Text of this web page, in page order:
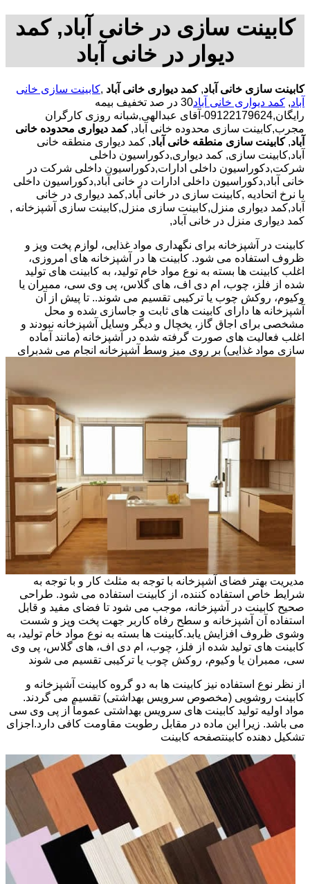
کابینت سازی در خانی آباد, کمد
دیوار در خانی آباد
کابینت سازی خانی آباد,کمد دیواری خانی آباد ,کابینت سازی خانی
آباد, کمد دیواری خانی آباد
30 در صد تخفیف بیمه
رایگان,09122179624-آقای عبدالهی,شبانه روزی کارگران
مجرب,کابینت سازی محدوده خانی آباد,کمد دیواری محدوده خانی
آباد, کابینت سازی منطقه خانی آباد, کمد دیواری منطقه خانی
آباد,کابینت سازی, کمد دیواری,دکوراسیون داخلی
شرکت,دکوراسیون داخلی ادارات,دکوراسیون داخلی شرکت در
خانی آباد,دکوراسیون داخلی ادارات در خانی آباد,دکوراسیون داخلی
با نرخ اتحادیه ,کابینت سازی در خانی آباد,کمد دیواری در خانی
آباد,کمد دیواری منزل,کابینت سازی منزل,کابینت سازی آشپزخانه ,
کمد دیواری منزل در خانی آباد,
کابینت در آشپزخانه برای نگهداری مواد غذایی، لوازم پخت وپز و
ظروف استفاده می شود. کابینت ها در آشپزخانه های امروزی،
اغلب کابینت ها بسته به نوع مواد خام تولید، به کابینت های تولید
شده از فلز، چوب، ام دی اف، های گلاس، پی وی سی، ممبران یا
وکیوم، روکش چوب یا ترکیبی تقسیم می شوند.. تا پیش از آن
آشپزخانه ها دارای کابینت های ثابت و جاسازی شده و محل
مشخصی برای اجاق گاز، یخچال و دیگر وسایل آشپزخانه نبودند و
اغلب فعالیت های صورت گرفته شده در آشپزخانه (مانند آماده
سازی مواد غذایی) بر روی میز وسط آشپزخانه انجام می شدبرای
مدیریت بهتر فضای آشپزخانه با توجه به مثلث کار و با توجه به
شرایط خاص استفاده کننده، از کابینت استفاده می شود. طراحی
صحیح کابینت در آشپزخانه، موجب می شود تا فضای مفید و قابل
استفاده آن آشپزخانه و سطح رفاه کاربر جهت پخت وپز و شست
وشوی ظروف افزایش یابد.کابینت ها بسته به نوع مواد خام تولید، به
کابینت های تولید شده از فلز، چوب، ام دی اف، های گلاس، پی وی
سی، ممبران یا وکیوم، روکش چوب یا ترکیبی تقسیم می شوند
از نظر نوع استفاده نیز کابینت ها به دو گروه کابینت آشپزخانه و
کابینت روشویی (مخصوص سرویس بهداشتی) تقسیم می گردند.
مواد اولیه تولید کابینت های سرویس بهداشتی عموماً از پی وی سی
می باشد. زیرا این ماده در مقابل رطوبت مقاومت کافی دارد.اجزای
تشکیل دهنده کابینتصفحه کابینت